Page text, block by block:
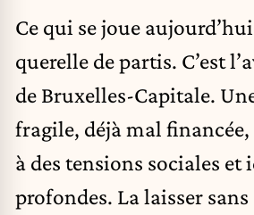
Ce qui se joue
querelle de partis. C’est
de Bruxelles-Capitale.
fragile, déjà mal
à des tensions sociales et
profondes. La laisser sans